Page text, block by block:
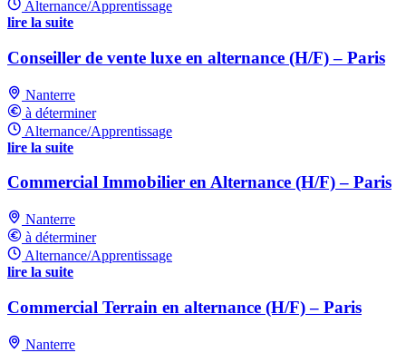
Alternance/Apprentissage
lire la suite
Conseiller de vente luxe en alternance (H/F) – Paris
Nanterre
à déterminer
Alternance/Apprentissage
lire la suite
Commercial Immobilier en Alternance (H/F) – Paris
Nanterre
à déterminer
Alternance/Apprentissage
lire la suite
Commercial Terrain en alternance (H/F) – Paris
Nanterre